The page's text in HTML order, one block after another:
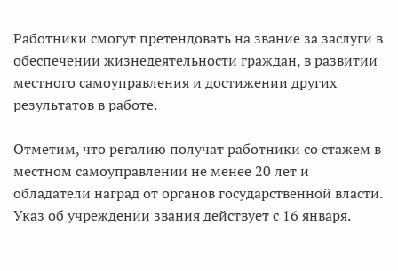
Работники смогут претендовать на звание за заслуги в
обеспечении жизнедеятельности граждан, в развитии
местного самоуправления и достижении других
результатов в работе.
Отметим, что регалию получат работники со стажем в
местном самоуправлении не менее 20 лет и
обладатели наград от органов государственной власти.
Указ об учреждении звания действует с 16 января.